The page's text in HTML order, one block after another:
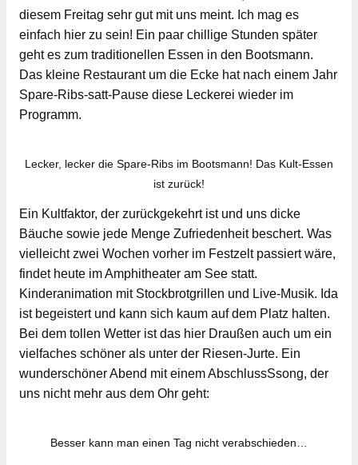
diesem Freitag sehr gut mit uns meint. Ich mag es
einfach hier zu sein! Ein paar chillige Stunden später
geht es zum traditionellen Essen in den Bootsmann.
Das kleine Restaurant um die Ecke hat nach einem Jahr
Spare-Ribs-satt-Pause diese Leckerei wieder im
Programm.
Lecker, lecker die Spare-Ribs im Bootsmann! Das Kult-Essen
ist zurück!
Ein Kultfaktor, der zurückgekehrt ist und uns dicke
Bäuche sowie jede Menge Zufriedenheit beschert. Was
vielleicht zwei Wochen vorher im Festzelt passiert wäre,
findet heute im Amphitheater am See statt.
Kinderanimation mit Stockbrotgrillen und Live-Musik. Ida
ist begeistert und kann sich kaum auf dem Platz halten.
Bei dem tollen Wetter ist das hier Draußen auch um ein
vielfaches schöner als unter der Riesen-Jurte. Ein
wunderschöner Abend mit einem AbschlussSsong, der
uns nicht mehr aus dem Ohr geht:
Besser kann man einen Tag nicht verabschieden…